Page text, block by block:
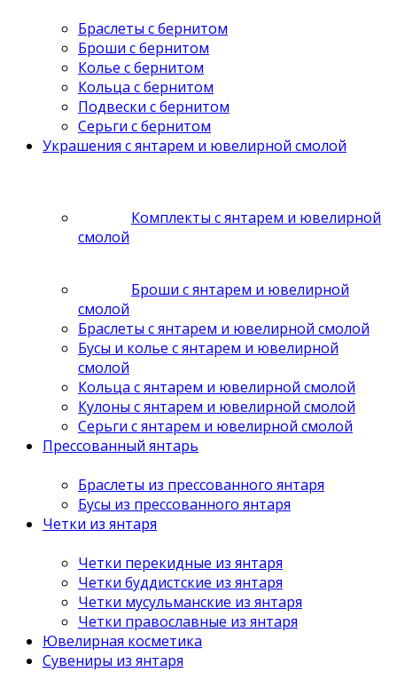
Браслеты с бернитом
Броши с бернитом
Колье с бернитом
Кольца с бернитом
Подвески с бернитом
Серьги с бернитом
Украшения с янтарем и ювелирной смолой
Комплекты с янтарем и ювелирной
смолой
Броши с янтарем и ювелирной
смолой
Браслеты с янтарем и ювелирной смолой
Бусы и колье с янтарем и ювелирной
смолой
Кольца с янтарем и ювелирной смолой
Кулоны с янтарем и ювелирной смолой
Серьги с янтарем и ювелирной смолой
Прессованный янтарь
Браслеты из прессованного янтаря
Бусы из прессованного янтаря
Четки из янтаря
Четки перекидные из янтаря
Четки буддистские из янтаря
Четки мусульманские из янтаря
Четки православные из янтаря
Ювелирная косметика
Сувениры из янтаря